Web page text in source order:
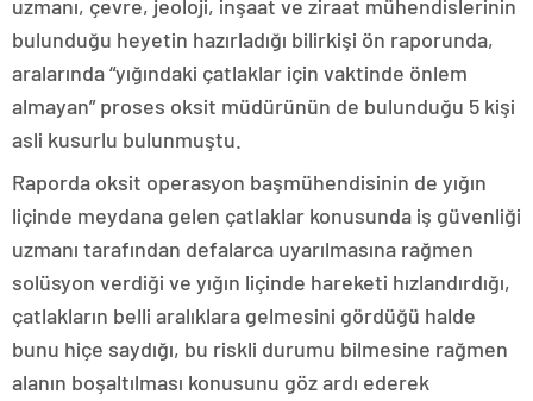
uzmanı, çevre, jeoloji, inşaat ve ziraat mühendislerinin
bulunduğu heyetin hazırladığı bilirkişi ön raporunda,
aralarında “yığındaki çatlaklar için vaktinde önlem
almayan” proses oksit müdürünün de bulunduğu 5 kişi
asli kusurlu bulunmuştu.
Raporda oksit operasyon başmühendisinin de yığın
liçinde meydana gelen çatlaklar konusunda iş güvenliği
uzmanı tarafından defalarca uyarılmasına rağmen
solüsyon verdiği ve yığın liçinde hareketi hızlandırdığı,
çatlakların belli aralıklara gelmesini gördüğü halde
bunu hiçe saydığı, bu riskli durumu bilmesine rağmen
alanın boşaltılması konusunu göz ardı ederek